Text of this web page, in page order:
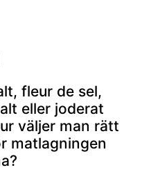
fleur de sel,
eller joderat
väljer man rätt
matlagningen